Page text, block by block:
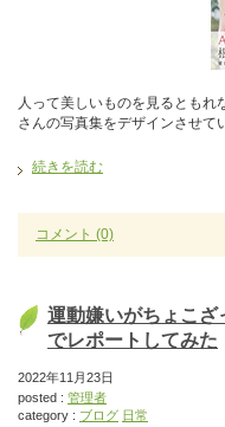
人って美しいものを見るとも
さんの写真集をデザインさせて
続きを読む
コメント (0)
運動嫌いがちょこ
でレポートしてみた
2022年11月23日
posted : 管理者
category : ブログ 日常